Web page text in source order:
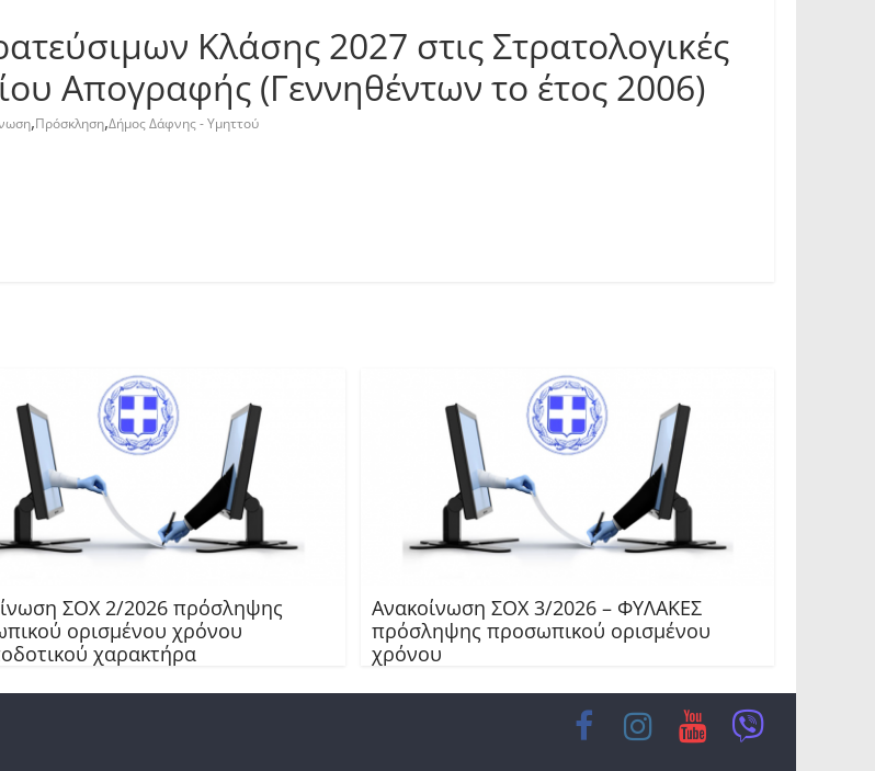
Κλάσης 2027 στις Στρατολογικές
Απογραφής (Γεννηθέντων το έτος 2006)
,Πρόσκληση,Δήμος Δάφνης - Υμηττού
ΣΟΧ 2/2026 πρόσληψης
ορισμένου χρόνου
χαρακτήρα
Ανακοίνωση ΣΟΧ 3/2026 – ΦΥΛΑΚΕΣ
πρόσληψης προσωπικού ορισμένου
χρόνου